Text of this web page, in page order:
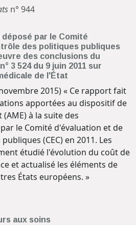
n° 944
par le Comité
des politiques publiques
des conclusions du
3 524 du 9 juin 2011 sur
de l'État
2015) « Ce rapport fait
apportées au dispositif de
à la suite des
le Comité d'évaluation et de
(CEC) en 2011. Les
étudié l'évolution du coût de
et actualisé les éléments de
États européens. »
aux soins